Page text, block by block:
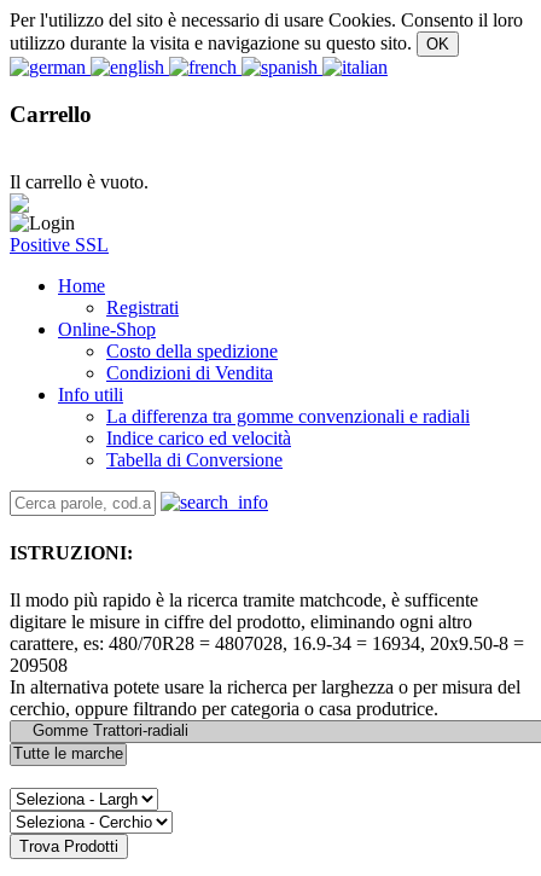
Per l'utilizzo del sito è necessario di usare Cookies. Consento il loro
utilizzo durante la visita e navigazione su questo sito.
Carrello
Il carrello è vuoto.
Positive SSL
Home
Registrati
Online-Shop
Costo della spedizione
Condizioni di Vendita
Info utili
La differenza tra gomme convenzionali e radiali
Indice carico ed velocità
Tabella di Conversione
ISTRUZIONI:
Il modo più rapido è la ricerca tramite matchcode, è sufficente
digitare le misure in ciffre del prodotto, eliminando ogni altro
carattere, es: 480/70R28 = 4807028, 16.9-34 = 16934, 20x9.50-8 =
209508
In alternativa potete usare la richerca per larghezza o per misura del
cerchio, oppure filtrando per categoria o casa produtrice.